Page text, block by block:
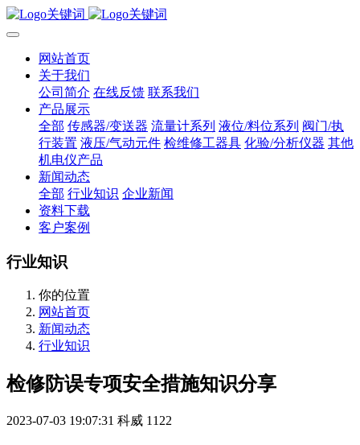
网站首页
关于我们
公司简介 在线反馈 联系我们
产品展示
全部 传感器/变送器 流量计系列 液位/料位系列 阀门/执
行装置 液压/气动元件 检维修工器具 化验/分析仪器 其他
机电仪产品
新闻动态
全部 行业知识 企业新闻
资料下载
客户案例
行业知识
你的位置
网站首页
新闻动态
行业知识
检修防误专项安全措施知识分享
2023-07-03 19:07:31 科威 1122